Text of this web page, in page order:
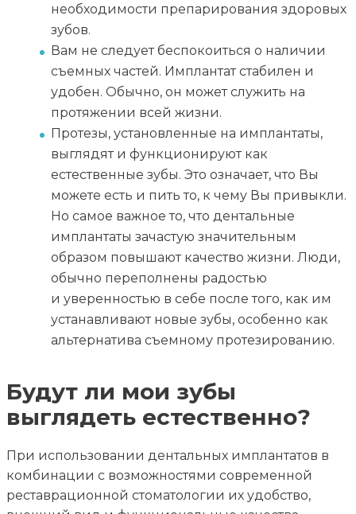
необходимости препарирования здоровых
зубов.
Вам не следует беспокоиться о наличии
съемных частей. Имплантат стабилен и
удобен. Обычно, он может служить на
протяжении всей жизни.
Протезы, установленные на имплантаты,
выглядят и функционируют как
естественные зубы. Это означает, что Вы
можете есть и пить то, к чему Вы привыкли.
Но самое важное то, что дентальные
имплантаты зачастую значительным
образом повышают качество жизни. Люди,
обычно переполнены радостью
и уверенностью в себе после того, как им
устанавливают новые зубы, особенно как
альтернатива съемному протезированию.
Будут ли мои зубы
выглядеть естественно?
При использовании дентальных имплантатов в
комбинации с возможностями современной
реставрационной стоматологии их удобство,